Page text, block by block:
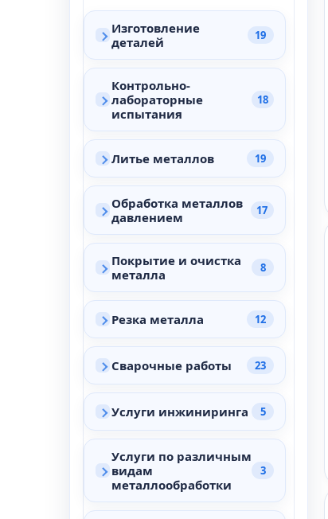
Изготовление
деталей
19
Контрольно-
лабораторные
испытания
18
Литье металлов 19
Обработка металлов
давлением
17
Покрытие и очистка
металла
8
Резка металла 12
Сварочные работы 23
Услуги инжиниринга 5
Услуги по различным
видам
металлообработки
3